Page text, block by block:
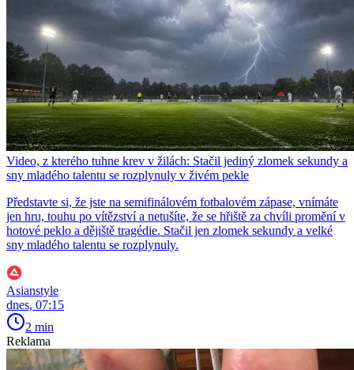
Video, z kterého tuhne krev v žilách: Stačil jediný zlomek sekundy a
sny mladého talentu se rozplynuly v živém pekle
Představte si, že jste na semifinálovém fotbalovém zápase, vnímáte
jen hru, touhu po vítězství a netušíte, že se hřiště za chvíli promění v
hotové peklo a dějiště tragédie. Stačil jen zlomek sekundy a velké
sny mladého talentu se rozplynuly.
Asianstyle
dnes, 07:15
2 min
Reklama